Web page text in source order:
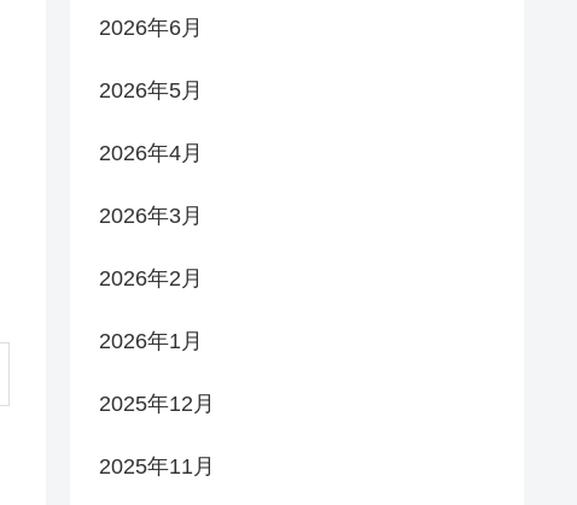
2026年6月
2026年5月
2026年4月
2026年3月
2026年2月
2026年1月
2025年12月
2025年11月